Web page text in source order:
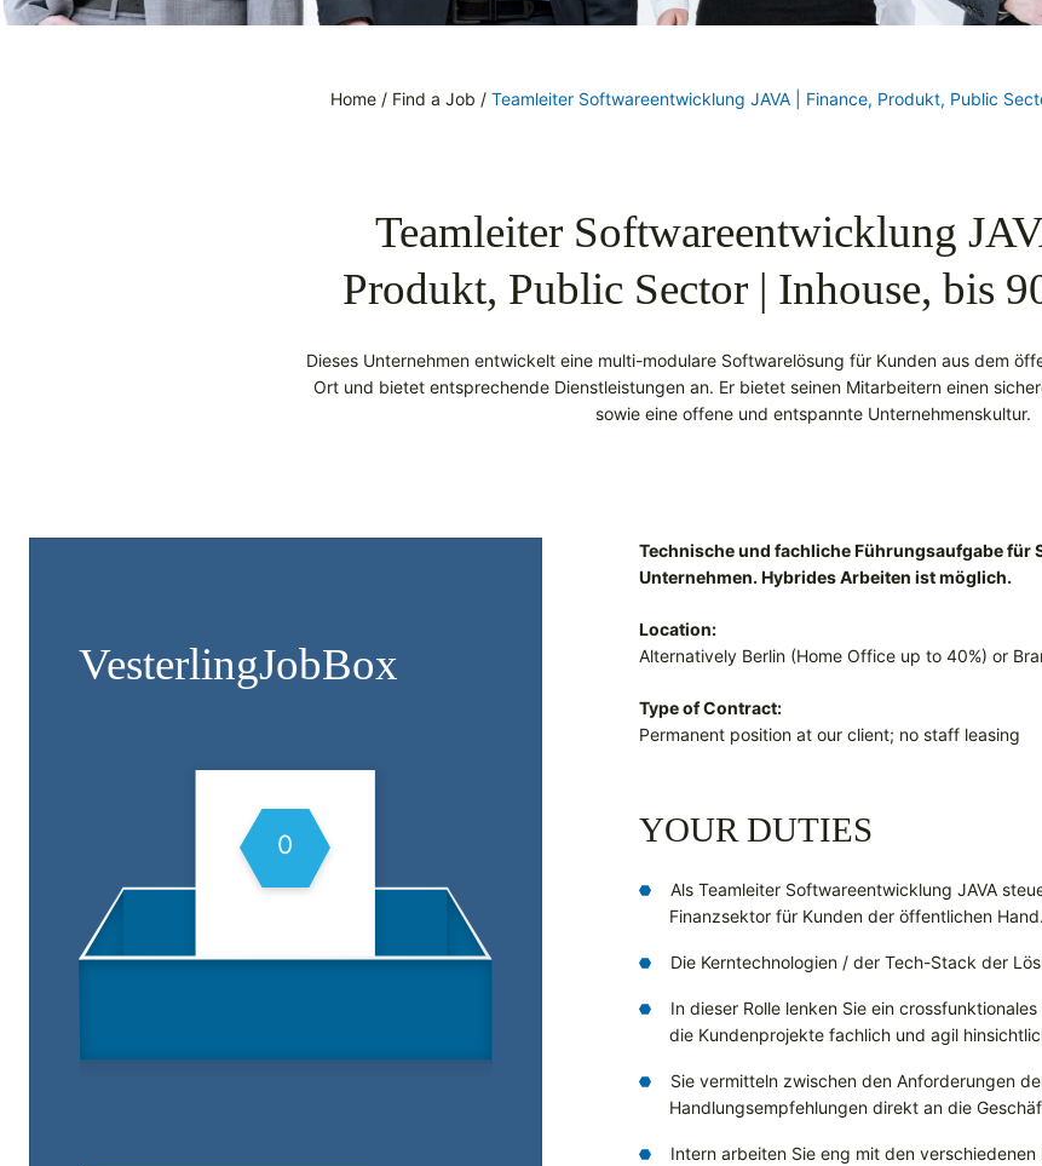
Home / Find a Job / Teamleiter Softwareentwicklung JAVA | Finance, Produkt, Public
Teamleiter Softwareentwicklung
Produkt, Public Sector | Inhouse, bis
Dieses Unternehmen entwickelt eine multi-modulare Softwarelösung für Kunden aus dem
Ort und bietet entsprechende Dienstleistungen an. Er bietet seinen Mitarbeitern einen
sowie eine offene und entspannte Unternehmenskultur.
Vesterling­JobBox
0
Technische und fachliche Führungsaufgabe
Unternehmen. Hybrides Arbeiten ist möglich.
Location:
Alternatively Berlin (Home Office up to 40%) or
Type of Contract:
Permanent position at our client; no staff leasing
YOUR DUTIES
Als Teamleiter Softwareentwicklung JAVA
Finanzsektor für Kunden der öffentlichen Hand.
Die Kerntechnologien / der Tech-Stack der
In dieser Rolle lenken Sie ein
die Kundenprojekte fachlich und agil
Sie vermitteln zwischen den Anforderungen
Handlungsempfehlungen direkt an die
Intern arbeiten Sie eng mit den